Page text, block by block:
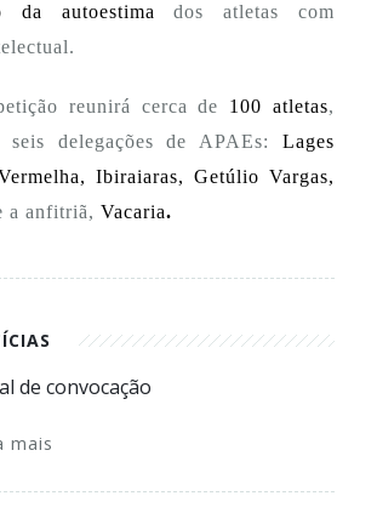
da autoestima
dos atletas com
reunirá cerca de 100 atletas,
seis delegações de APAEs: Lages
Ibiraiaras, Getúlio Vargas,
a anfitriã, Vacaria.
de convocação
mais